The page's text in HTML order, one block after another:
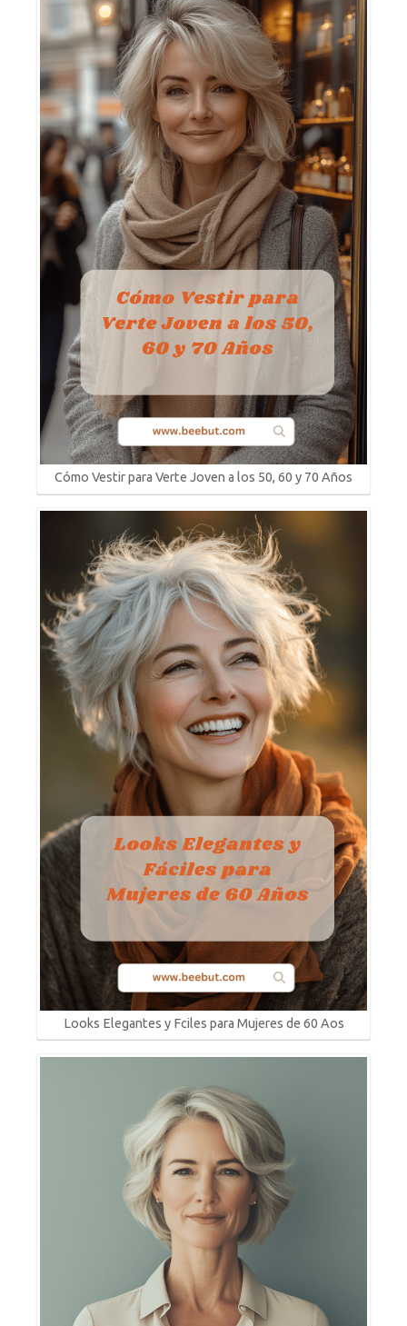
Cómo Vestir para Verte Joven a los 50, 60 y 70 Años
Looks Elegantes y Fciles para Mujeres de 60 Aos